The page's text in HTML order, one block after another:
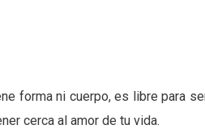
forma ni cuerpo, es libre para
cerca al amor de tu vida.